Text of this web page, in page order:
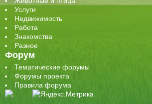
Услуги
Недвижимость
Работа
Знакомства
Разное
Форум
Тематические форумы
Форумы проекта
Правила форума